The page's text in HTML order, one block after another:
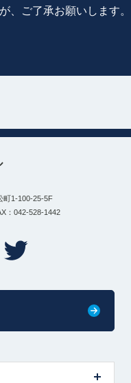
、ご了承お願いします。
町1-100-25-5F
：042-528-1442